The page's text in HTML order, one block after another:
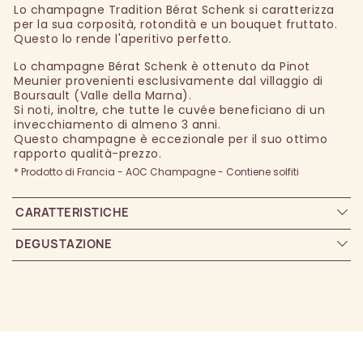
Lo champagne Tradition Bérat Schenk si caratterizza
per la sua corposità, rotondità e un bouquet fruttato.
Questo lo rende l'aperitivo perfetto.
Lo champagne Bérat Schenk è ottenuto da Pinot
Meunier provenienti esclusivamente dal villaggio di
Boursault (Valle della Marna).
Si noti, inoltre, che tutte le cuvée beneficiano di un
invecchiamento di almeno 3 anni.
Questo champagne è eccezionale per il suo ottimo
rapporto qualità-prezzo.
* Prodotto di Francia - AOC Champagne - Contiene solfiti
CARATTERISTICHE
DEGUSTAZIONE